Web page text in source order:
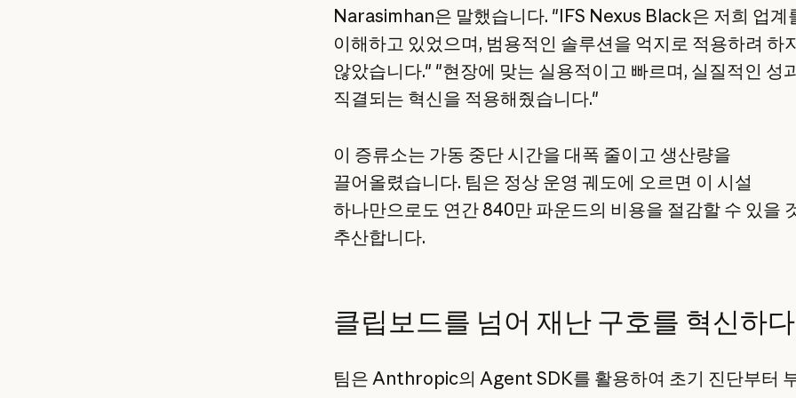
Narasimhan은 말했습니다. "IFS Nexus Black은 저희 업계
이해하고 있었으며, 범용적인 솔루션을 억지로 적용하려 하
않았습니다." "현장에 맞는 실용적이고 빠르며, 실질적인 성
직결되는 혁신을 적용해줬습니다."
이 증류소는 가동 중단 시간을 대폭 줄이고 생산량을
끌어올렸습니다. 팀은 정상 운영 궤도에 오르면 이 시설
하나만으로도 연간 840만 파운드의 비용을 절감할 수 있을
추산합니다.
클립보드를 넘어 재난 구호를 혁신하다
팀은 Anthropic의 Agent SDK를 활용하여 초기 진단부터